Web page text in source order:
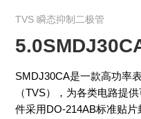
TVS 瞬态抑制二极管
SMDJ30CA是一款高功率
（TVS），为各类电路提
件采用DO-214AB标准贴